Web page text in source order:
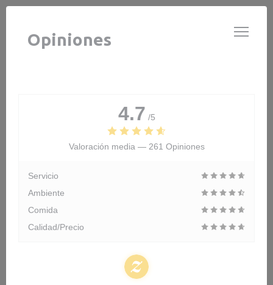
Personalización de sus opciones de cookies
LE GARDIAN
Opiniones
4.7 /5
Valoración media — 261 Opiniones
Servicio
Ambiente
Comida
Calidad/Precio